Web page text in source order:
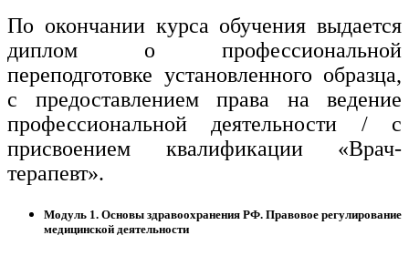
По окончании курса обучения выдается
диплом о профессиональной
переподготовке установленного образца,
с предоставлением права на ведение
профессиональной деятельности / с
присвоением квалификации «Врач-
терапевт».
Модуль 1. Основы здравоохранения РФ. Правовое регулирование
медицинской деятельности